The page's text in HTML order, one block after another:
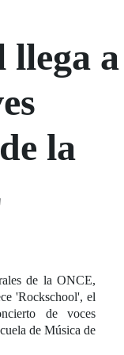
llega a
la
de la ONCE,
'Rockschool', el
de voces
de Música de